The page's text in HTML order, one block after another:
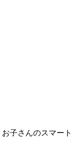
子さんのスマート